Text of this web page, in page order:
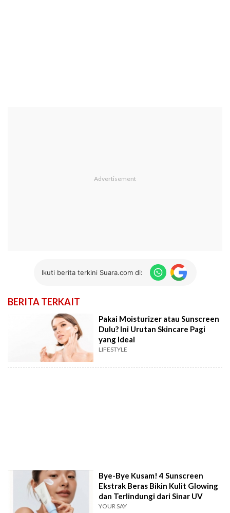
Ikuti berita terkini Suara.com di:
BERITA TERKAIT
Pakai Moisturizer atau Sunscreen
Dulu? Ini Urutan Skincare Pagi
yang Ideal
LIFESTYLE
Bye-Bye Kusam! 4 Sunscreen
Ekstrak Beras Bikin Kulit Glowing
dan Terlindungi dari Sinar UV
YOUR SAY